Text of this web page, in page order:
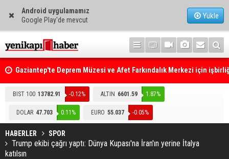
Android uygulamamız
Google Play'de mevcut
Yükle
protokolü imzalandı
Resmi Gazete'de Bugün
BIST 100 13782.91 -0.12% ALTIN 6601.59 1.87%
DOLAR 47.703 0.11% EURO 55.037 -0.05%
HABERLER SPOR
Trump ekibi çağrı yaptı: Dünya Kupası'na İran'ın yerine İtalya
katılsın